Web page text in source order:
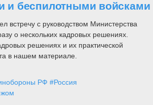
и беспилотными войсками
встречу с руководством Министерства
о нескольких кадровых решениях.
решениях и их практической
в нашем материале.
РФ #Россия